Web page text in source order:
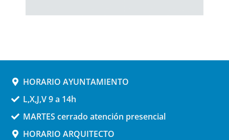
HORARIO AYUNTAMIENTO
L,X,J,V 9 a 14h
MARTES cerrado atención presencial
HORARIO ARQUITECTO